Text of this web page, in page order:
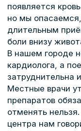
появляется
но мы
длительным
боли внизу
В нашем городе
кардиолога, а
затруднительна
Местные врачи
препаратов
отменять
центра нам